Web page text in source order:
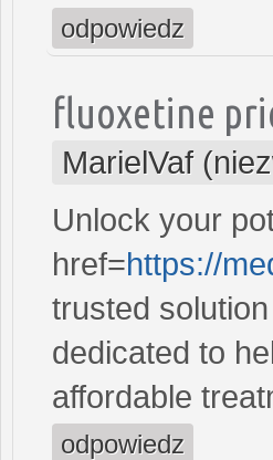
odpowiedz
fluoxetine
MarielVaf
Unlock your
href=https://
trusted
dedicated to
affordable
odpowiedz